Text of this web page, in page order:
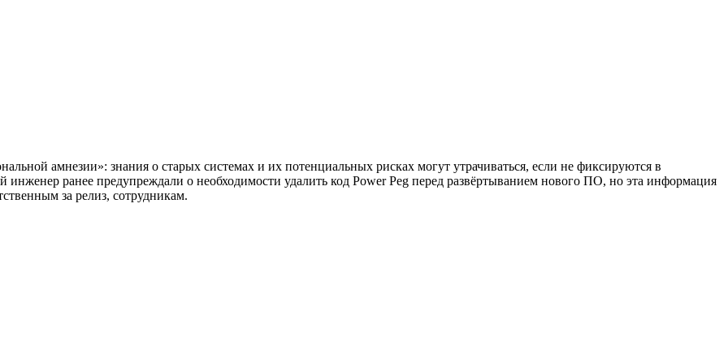
амнезии»: знания о старых системах и их потенциальных рисках могут утрачиваться, если не фиксируются в
ранее предупреждали о необходимости удалить код Power Peg перед развёртыванием нового ПО, но эта информация
за релиз, сотрудникам.